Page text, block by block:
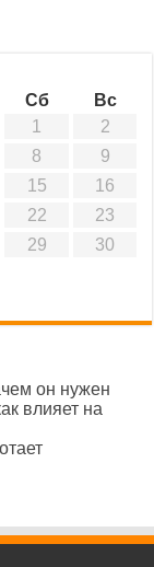
Сб
Вс
1
2
8
9
15
16
22
23
29
30
он нужен
влияет на